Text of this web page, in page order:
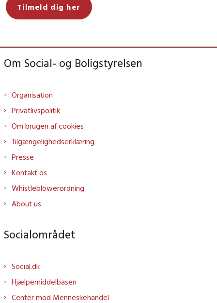
Tilmeld dig her
Om Social- og Boligstyrelsen
Organisation
Privatlivspolitik
Om brugen af cookies
Tilgængelighedserklæring
Presse
Kontakt os
Whistleblowerordning
About us
Socialområdet
Social.dk
Hjælpemiddelbasen
Center mod Menneskehandel